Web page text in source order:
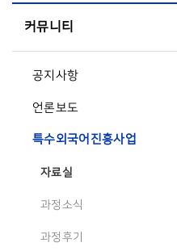
커뮤니티
공지사항
언론보도
특수외국어진흥사업
자료실
과정소식
과정후기